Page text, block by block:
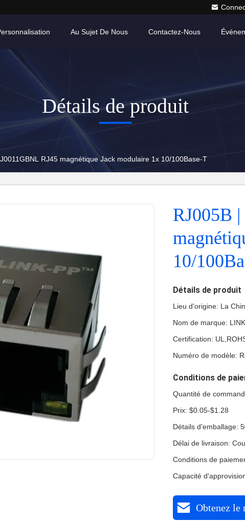
Au Sujet De Nous Contactez-Nous
Détails de produit
RJ45 magnétique Jack modulaire 1x 10/100Base-T
RJ005B
10/
Détails de produit
Lieu d'origine: La
Nom de marque:
Certification:
Numéro de modèle:
Conditions de
Quantité de
Prix: $0.05-$1.28
Détails d'emballage:
Délai de livraison:
Conditions de
Capacité
Obtenez